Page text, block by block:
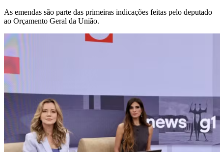
As emendas são parte das primeiras indicações feitas pelo deputado
ao Orçamento Geral da União.